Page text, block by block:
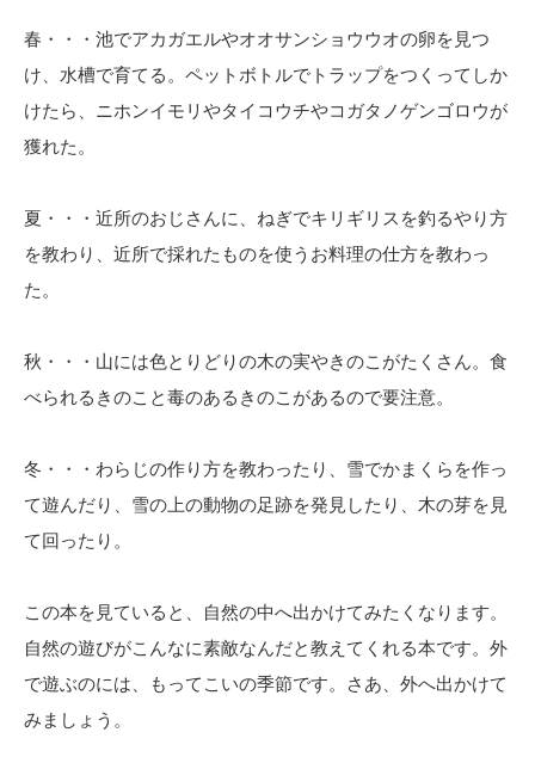
春・・・池でアカガエルやオオサンショウウオの卵を見つ
け、水槽で育てる。ペットボトルでトラップをつくってしか
けたら、ニホンイモリやタイコウチやコガタノゲンゴロウが
獲れた。
夏・・・近所のおじさんに、ねぎでキリギリスを釣るやり方
を教わり、近所で採れたものを使うお料理の仕方を教わっ
た。
秋・・・山には色とりどりの木の実やきのこがたくさん。食
べられるきのこと毒のあるきのこがあるので要注意。
冬・・・わらじの作り方を教わったり、雪でかまくらを作っ
て遊んだり、雪の上の動物の足跡を発見したり、木の芽を見
て回ったり。
この本を見ていると、自然の中へ出かけてみたくなります。
自然の遊びがこんなに素敵なんだと教えてくれる本です。外
で遊ぶのには、もってこいの季節です。さあ、外へ出かけて
みましょう。